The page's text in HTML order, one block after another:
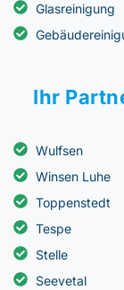
Glasreinigung
Ihr
Wulfsen
Winsen Luhe
Toppenstedt
Tespe
Stelle
Seevetal